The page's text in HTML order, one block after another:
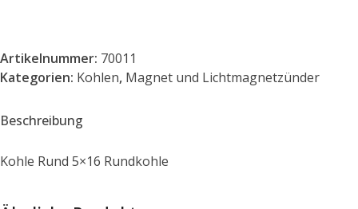
Artikelnummer: 70011
Kategorien: Kohlen, Magnet und Lichtmagnetzünder
Beschreibung
Kohle Rund 5×16 Rundkohle